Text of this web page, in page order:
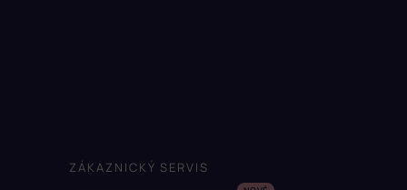
ZÁKAZNICKÝ SERVIS